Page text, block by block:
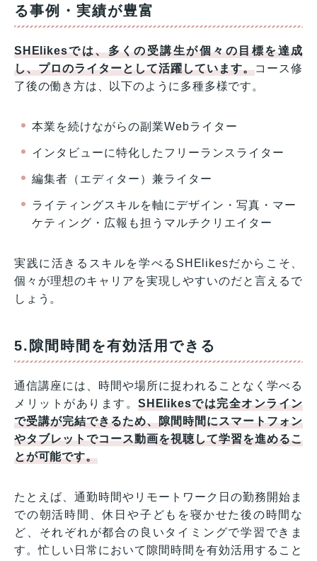
る事例・実績が豊富
SHElikesでは、多くの受講生が個々の目標を達成
し、プロのライターとして活躍しています。コース修
了後の働き方は、以下のように多種多様です。
本業を続けながらの副業Webライター
インタビューに特化したフリーランスライター
編集者（エディター）兼ライター
ライティングスキルを軸にデザイン・写真・マー
ケティング・広報も担うマルチクリエイター
実践に活きるスキルを学べるSHElikesだからこそ、
個々が理想のキャリアを実現しやすいのだと言えるで
しょう。
5.隙間時間を有効活用できる
通信講座には、時間や場所に捉われることなく学べる
メリットがあります。SHElikesでは完全オンライン
で受講が完結できるため、隙間時間にスマートフォン
やタブレットでコース動画を視聴して学習を進めるこ
とが可能です。
たとえば、通勤時間やリモートワーク日の勤務開始ま
での朝活時間、休日や子どもを寝かせた後の時間な
ど、それぞれが都合の良いタイミングで学習できま
す。忙しい日常において隙間時間を有効活用すること